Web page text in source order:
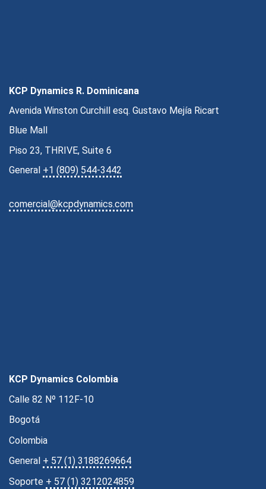
KCP Dynamics R. Dominicana
Avenida Winston Curchill esq. Gustavo Mejía Ricart
Blue Mall
Piso 23, THRIVE, Suite 6
General +1 (809) 544-3442
comercial@kcpdynamics.com
KCP Dynamics Colombia
Calle 82 Nº 112F-10
Bogotá
Colombia
General + 57 (1) 3188269664
Soporte + 57 (1) 3212024859